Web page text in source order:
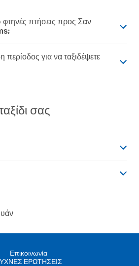
πτήσεις προς Σαν
περίοδος για να ταξιδέψετε
σας
Επικοινωνία
ΕΡΩΤΗΣΕΙΣ